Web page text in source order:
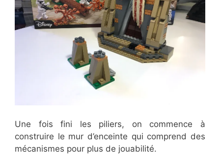
Une fois fini les piliers, on commence à
construire le mur d’enceinte qui comprend des
mécanismes pour plus de jouabilité.